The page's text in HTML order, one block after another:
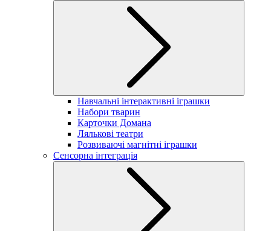
Навчальні інтерактивні іграшки
Набори тварин
Карточки Домана
Лялькові театри
Розвиваючі магнітні іграшки
Сенсорна інтеграція